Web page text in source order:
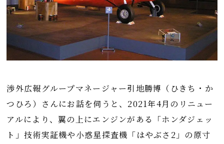
渉外広報グループマネージャー引地勝博（ひきち・か
つひろ）さんにお話を伺うと、2021年4月のリニュー
アルにより、翼の上にエンジンがある「ホンダジェッ
ト」技術実証機や小惑星探査機「はやぶさ2」の原寸